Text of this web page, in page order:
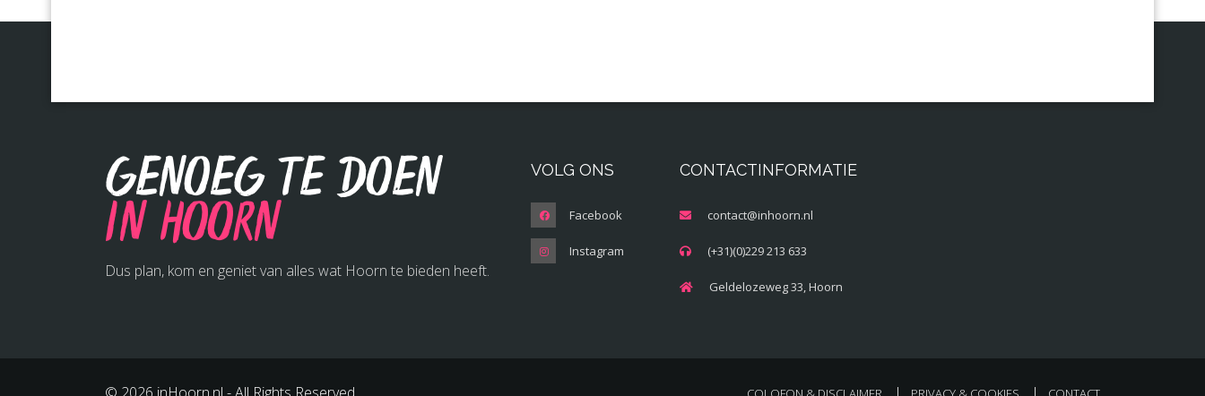
Genoeg te doen
in Hoorn
Dus plan, kom en geniet van alles wat Hoorn te bieden heeft.
VOLG ONS
Facebook
Instagram
CONTACTINFORMATIE
contact@inhoorn.nl
(+31)(0)229 213 633
Geldelozeweg 33, Hoorn